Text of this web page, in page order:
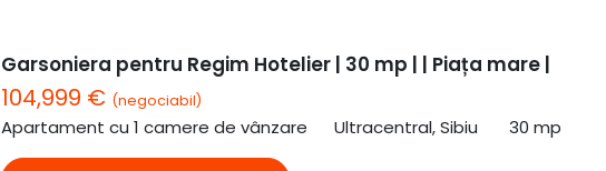
Garsoniera pentru Regim Hotelier | 30 mp | | Piața mare |
104,999 € (negociabil)
Apartament cu 1 camere de vânzare Ultracentral, Sibiu 30 mp